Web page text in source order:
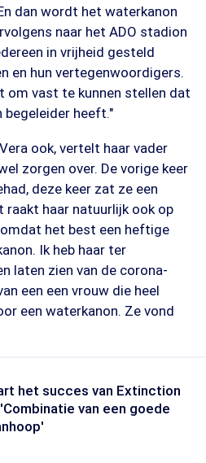
dan wordt het waterkanon
naar het ADO stadion
in vrijheid gesteld
en hun vertegenwoordigers.
om vast te kunnen stellen dat
begeleider heeft."
ook, vertelt haar vader
zorgen over. De vorige keer
deze keer zat ze een
raakt haar natuurlijk ook op
het best een heftige
Ik heb haar ter
laten zien van de corona-
een een vrouw die heel
een waterkanon. Ze vond
het succes van Extinction
van een goede